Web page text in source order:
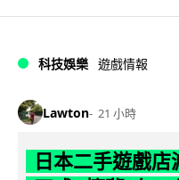
科技娛樂 遊戲情報
Lawton 21 小時
日本二手遊戲